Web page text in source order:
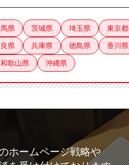
県 茨城県 埼玉県 東京都
県 兵庫県 徳島県 香川県
和歌山県 沖縄県
ホームページ戦略や